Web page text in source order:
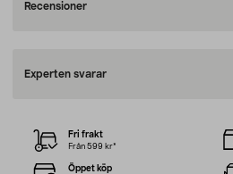
Recensioner
Experten svarar
Fri frakt
Från 599 kr*
Öppet köp